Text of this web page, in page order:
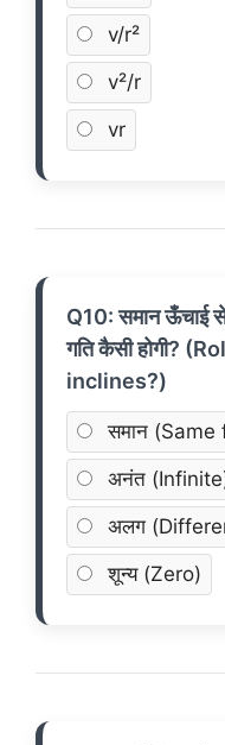
v/r²
v²/r
vr
Q10: समान ऊँचाई
गति कैसी होगी?
inclines?)
समान
अनंत
अलग
शून्य (Zero)